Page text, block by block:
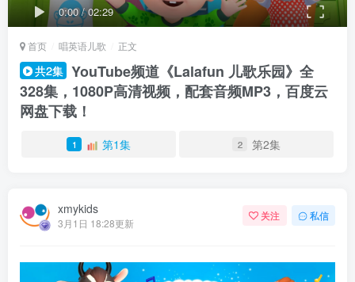
0:00/02:29
首页 唱英语儿歌 正文
共2集 YouTube频道《Lalafun 儿歌乐园》全
328集，1080P高清视频，配套音频MP3，百度云
网盘下载！
1 第1集 2 第2集
xmykids
3月1日 18:28更新
关注 私信